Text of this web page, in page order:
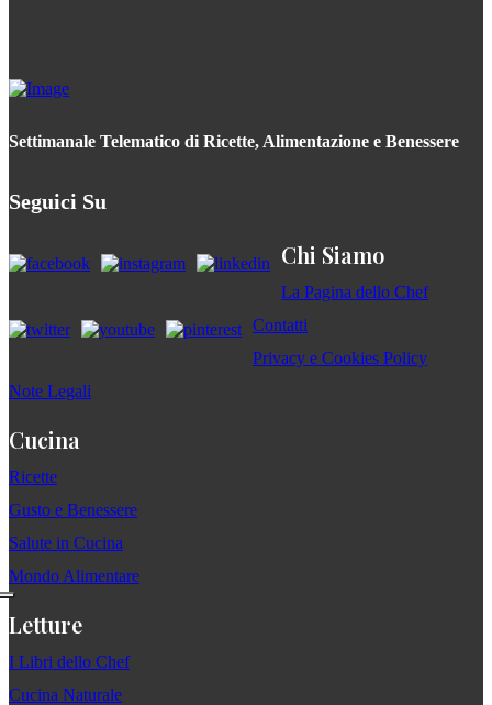
Settimanale Telematico di Ricette, Alimentazione e Benessere
Seguici Su
Chi Siamo
La Pagina dello Chef
Contatti
Privacy e Cookies Policy
Note Legali
Cucina
Ricette
Gusto e Benessere
Salute in Cucina
Mondo Alimentare
Letture
I Libri dello Chef
Cucina Naturale